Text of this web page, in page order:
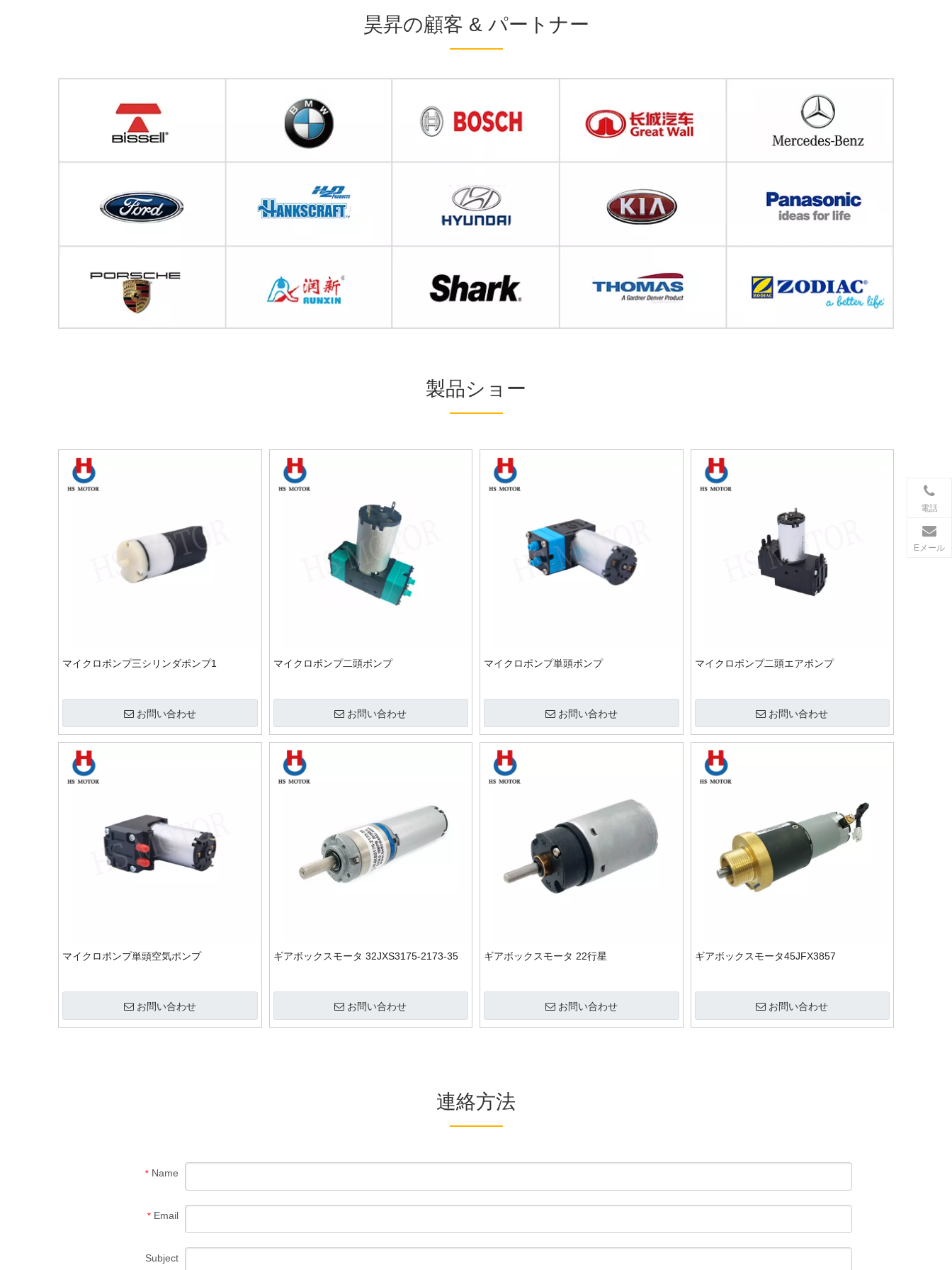
昊昇の顧客 & パートナー
製品ショー
マイクロポンプ三シリンダポンプ1
お問い合わせ
マイクロポンプ二頭ポンプ
お問い合わせ
マイクロポンプ単頭ポンプ
お問い合わせ
マイクロポンプ二頭エアポンプ
お問い合わせ
マイクロポンプ単頭空気ポンプ
お問い合わせ
ギアボックスモータ 32JXS3175-2173-35
お問い合わせ
ギアボックスモータ 22行星
お問い合わせ
ギアボックスモータ45JFX3857
お問い合わせ
連絡方法
* Name
* Email
Subject
電話
Eメール